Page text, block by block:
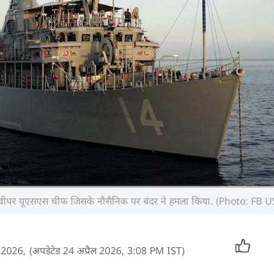
यूएसएस चीफ जिसके नौसैनिक पर बंदर ने हमला किया. (Photo: FB
(अपडेटेड 24 अप्रैल 2026, 3:08 PM IST)